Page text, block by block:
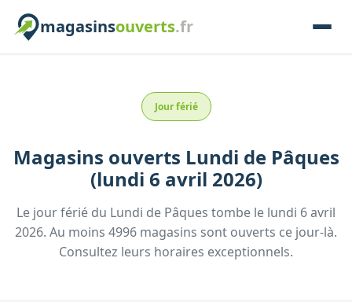
magasinsouverts.fr
Jour férié
Magasins ouverts Lundi de Pâques
(lundi 6 avril 2026)
Le jour férié du Lundi de Pâques tombe le lundi 6 avril
2026. Au moins 4996 magasins sont ouverts ce jour-là.
Consultez leurs horaires exceptionnels.